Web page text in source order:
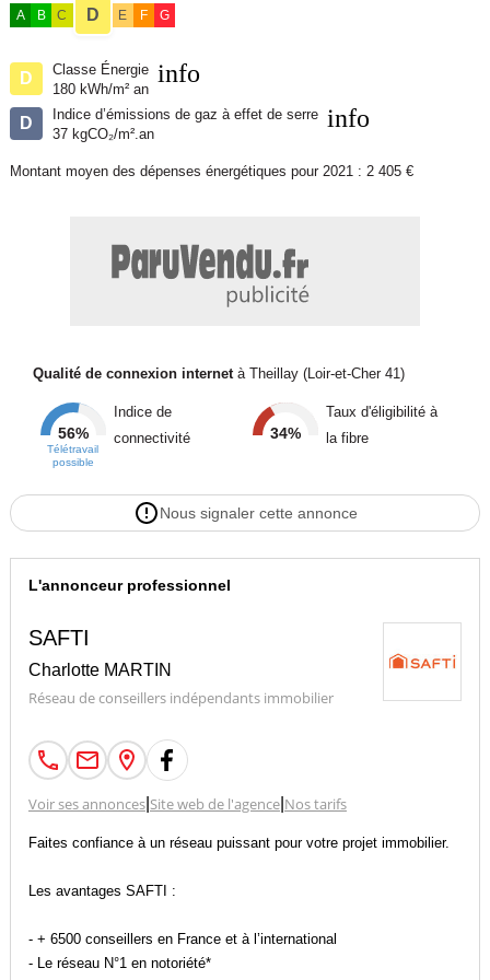
A B C D E F G
D
Classe Énergie
180 kWh/m² an
info
D
Indice d’émissions de gaz à effet de serre
37 kgCO₂/m².an
info
Montant moyen des dépenses énergétiques pour 2021 : 2 405 €
Qualité de connexion internetà Theillay (Loir-et-Cher 41)
56%
Télétravail
possible
Indice de
connectivité
34%
Taux d'éligibilité à
la fibre
Nous signaler cette annonce
L'annonceur professionnel
SAFTI
Charlotte MARTIN
Réseau de conseillers indépendants immobilier
Voir ses annonces| Site web de l'agence| Nos tarifs
Faites confiance à un réseau puissant pour votre projet immobilier.
Les avantages SAFTI :
- + 6500 conseillers en France et à l’international
- Le réseau N°1 en notoriété*